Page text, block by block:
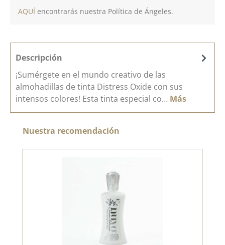
AQUÍ encontrarás nuestra Política de Ángeles.
Descripción
¡Sumérgete en el mundo creativo de las
almohadillas de tinta Distress Oxide con sus
intensos colores! Esta tinta especial co… Más
Omitir la galería de productos
Nuestra recomendación